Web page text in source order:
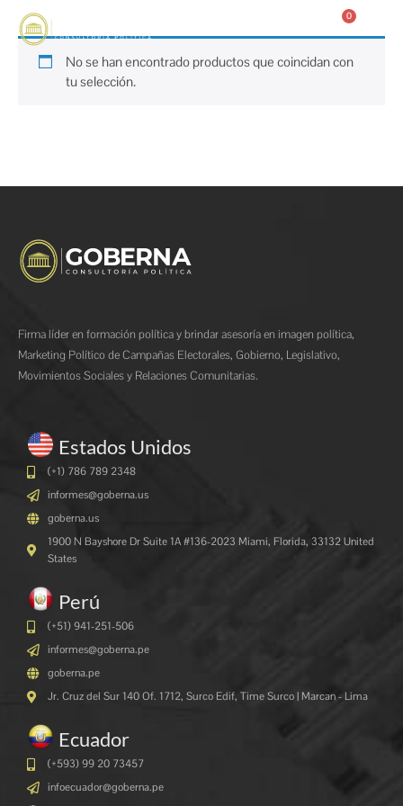
0
No se han encontrado productos que coincidan con
tu selección.
Firma líder en formación política y brindar asesoría en imagen política,
Marketing Político de Campañas Electorales, Gobierno, Legislativo,
Movimientos Sociales y Relaciones Comunitarias.
Estados Unidos
(+1) 786 789 2348
informes@goberna.us
goberna.us
1900 N Bayshore Dr Suite 1A #136-2023 Miami, Florida, 33132 United
States
Perú
(+51) 941-251-506
informes@goberna.pe
goberna.pe
Jr. Cruz del Sur 140 Of. 1712, Surco Edif, Time Surco | Marcan - Lima
Ecuador
(+593) 99 20 73457
infoecuador@goberna.pe